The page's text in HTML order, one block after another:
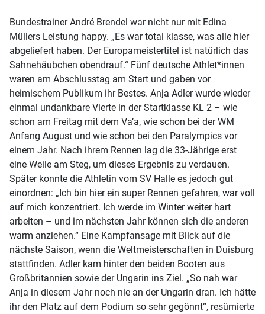
Bundestrainer André Brendel war nicht nur mit Edina
Müllers Leistung happy. „Es war total klasse, was alle hier
abgeliefert haben. Der Europameistertitel ist natürlich das
Sahnehäubchen obendrauf.“ Fünf deutsche Athlet*innen
waren am Abschlusstag am Start und gaben vor
heimischem Publikum ihr Bestes. Anja Adler wurde wieder
einmal undankbare Vierte in der Startklasse KL 2 – wie
schon am Freitag mit dem Va’a, wie schon bei der WM
Anfang August und wie schon bei den Paralympics vor
einem Jahr. Nach ihrem Rennen lag die 33-Jährige erst
eine Weile am Steg, um dieses Ergebnis zu verdauen.
Später konnte die Athletin vom SV Halle es jedoch gut
einordnen: „Ich bin hier ein super Rennen gefahren, war voll
auf mich konzentriert. Ich werde im Winter weiter hart
arbeiten – und im nächsten Jahr können sich die anderen
warm anziehen.“ Eine Kampfansage mit Blick auf die
nächste Saison, wenn die Weltmeisterschaften in Duisburg
stattfinden. Adler kam hinter den beiden Booten aus
Großbritannien sowie der Ungarin ins Ziel. „So nah war
Anja in diesem Jahr noch nie an der Ungarin dran. Ich hätte
ihr den Platz auf dem Podium so sehr gegönnt“, resümierte